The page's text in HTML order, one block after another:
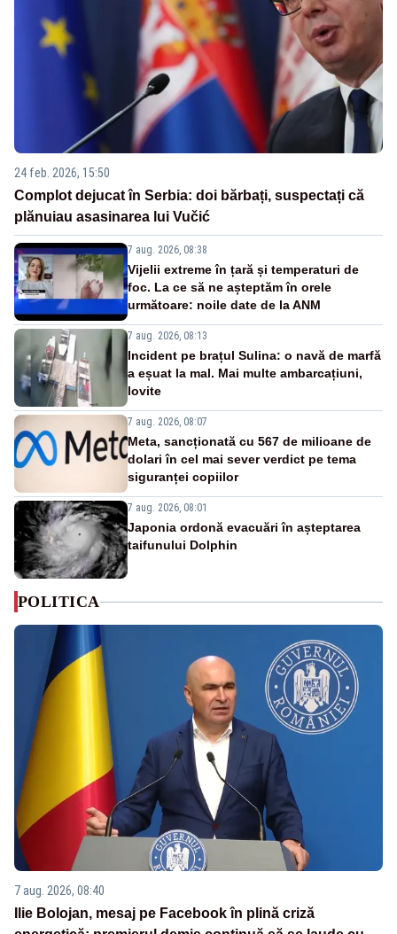
24 feb. 2026, 15:50
Complot dejucat în Serbia: doi bărbați, suspectați că
plănuiau asasinarea lui Vučić
7 aug. 2026, 08:38
Vijelii extreme în țară și temperaturi de
foc. La ce să ne așteptăm în orele
următoare: noile date de la ANM
7 aug. 2026, 08:13
Incident pe brațul Sulina: o navă de marfă
a eșuat la mal. Mai multe ambarcațiuni,
lovite
7 aug. 2026, 08:07
Meta, sancționată cu 567 de milioane de
dolari în cel mai sever verdict pe tema
siguranței copiilor
7 aug. 2026, 08:01
Japonia ordonă evacuări în așteptarea
taifunului Dolphin
POLITICA
7 aug. 2026, 08:40
Ilie Bolojan, mesaj pe Facebook în plină criză